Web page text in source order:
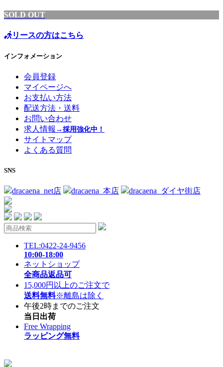
SOLD OUT
リースの方はこちら
インフォメーション
会員登録
マイページへ
お支払い方法
配送方法・送料
お問い合わせ
求人情報 →採用強化中！
サイトマップ
よくある質問
SNS
dracaena_net店 dracaena_本店 dracaena_ダイヤ街店
TEL:0422-24-9456
10:00-18:00
ネットショップ
全商品返品可
15,000円以上のご注文で
送料無料※離島は除く
午後2時までのご注文
当日出荷
Free Wrapping
ラッピング無料